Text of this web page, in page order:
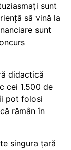
sunt
să vină la
sunt
didactică
cei 1.500 de
pot folosi
rămân în
singura țară